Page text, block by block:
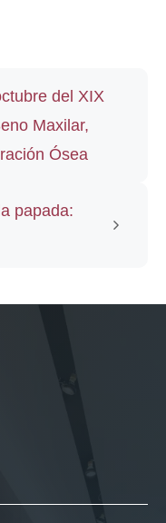
del XIX
Maxilar,
Ósea
papada: